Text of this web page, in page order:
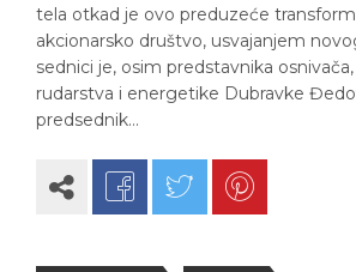
tela otkad je ovo preduzeće
akcionarsko društvo, usvajanjem
sednici je, osim predstavnika
rudarstva i energetike Dubravke
predsednik…